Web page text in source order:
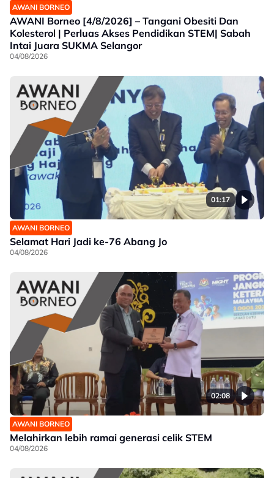
AWANI BORNEO
AWANI Borneo [4/8/2026] – Tangani Obesiti Dan
Kolesterol | Perluas Akses Pendidikan STEM| Sabah
Intai Juara SUKMA Selangor
04/08/2026
01:17
AWANI BORNEO
Selamat Hari Jadi ke-76 Abang Jo
04/08/2026
02:08
AWANI BORNEO
Melahirkan lebih ramai generasi celik STEM
04/08/2026